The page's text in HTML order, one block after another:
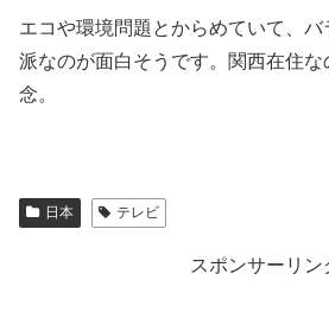
エコや環境問題とからめていて、
派なのが面白そうです。関西在住
念。
日本 テレビ
スポンサーリン